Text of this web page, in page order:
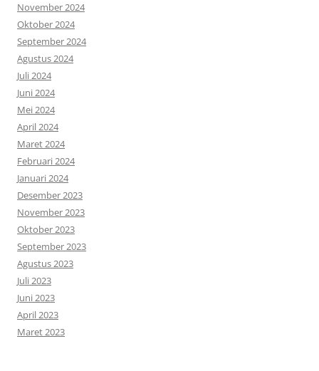
November 2024
Oktober 2024
September 2024
Agustus 2024
Juli 2024
Juni 2024
Mei 2024
April 2024
Maret 2024
Februari 2024
Januari 2024
Desember 2023
November 2023
Oktober 2023
September 2023
Agustus 2023
Juli 2023
Juni 2023
April 2023
Maret 2023